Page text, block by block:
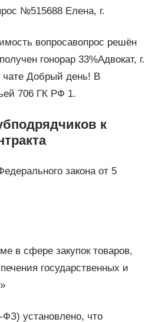
№515688 Елена, г.
вопросавопрос решён
гонорар 33%Адвокат, г.
Добрый день! В
706 ГК РФ 1.
к
закона от 5
в сфере закупок товаров,
государственных и
установлено, что